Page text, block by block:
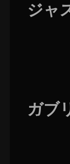
ジャ
ガブ